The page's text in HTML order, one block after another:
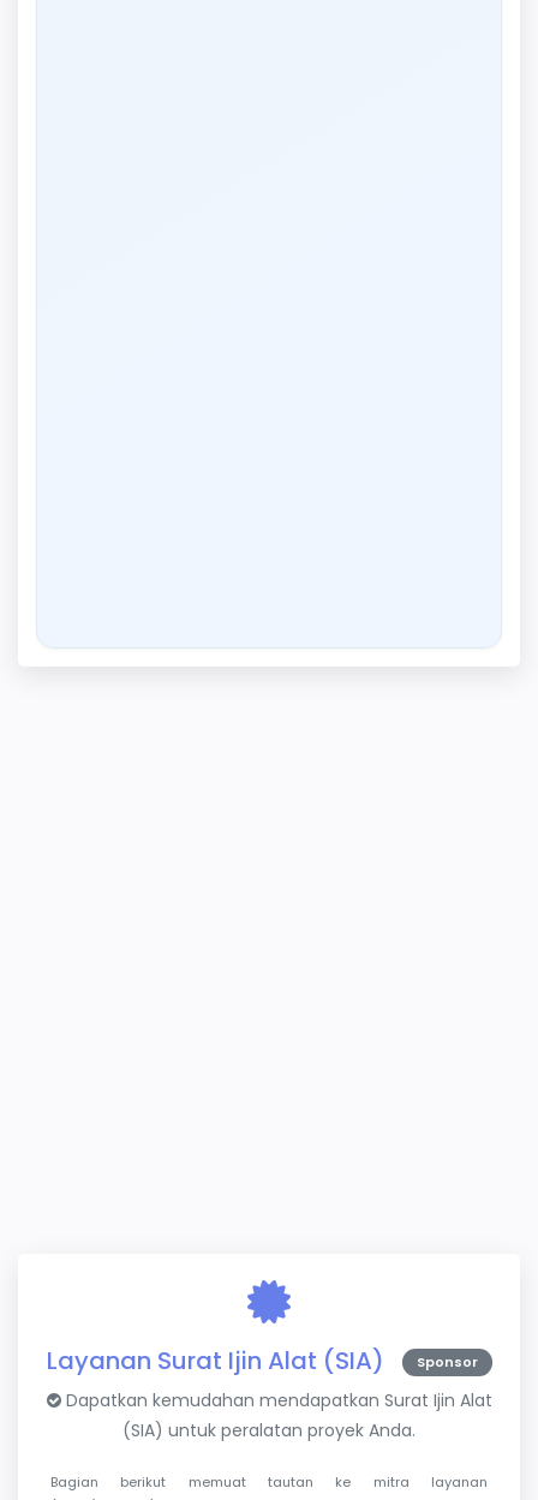
Layanan Surat Ijin Alat (SIA) Sponsor
Dapatkan kemudahan mendapatkan Surat Ijin Alat
(SIA) untuk peralatan proyek Anda.
Bagian berikut memuat tautan ke mitra layanan